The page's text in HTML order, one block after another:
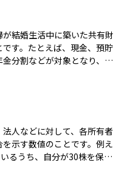
自体を放棄する「相続放
まれず、相続税の計算上も
る
を円滑に進めるうえで、最
結婚生活中に築いた共有財
す。たとえば、現金、預貯
分割などが対象となり、名
貞行為などに対する「慰謝
。分与の方法は、当事者の
ますが、合意できない場合
てることも可能です。財産
な清算のために重要な役割
人などに対して、各所有者
示す数値のことです。例え
るうち、自分が30株を保有